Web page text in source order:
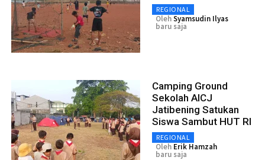
REGIONAL
OlehSyamsudin Ilyas
baru saja
Camping Ground
Sekolah AICJ
Jatibening Satukan
Siswa Sambut HUT RI
REGIONAL
Oleh Erik Hamzah
baru saja